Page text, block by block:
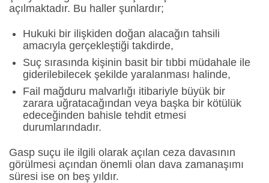
açılmaktadır. Bu haller şunlardır;
Hukuki bir ilişkiden doğan alacağın tahsili
amacıyla gerçekleştiği takdirde,
Suç sırasında kişinin basit bir tıbbi müdahale ile
giderilebilecek şekilde yaralanması halinde,
Fail mağduru malvarlığı itibariyle büyük bir
zarara uğratacağından veya başka bir kötülük
edeceğinden bahisle tehdit etmesi
durumlarındadır.
Gasp suçu ile ilgili olarak açılan ceza davasının
görülmesi açından önemli olan dava zamanaşımı
süresi ise on beş yıldır.